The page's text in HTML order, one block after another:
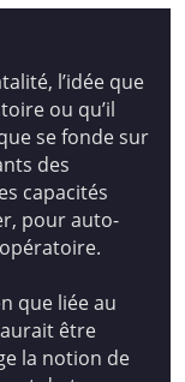
l’idée que
ou qu’il
se fonde sur
des
capacités
pour auto-
que liée au
être
la notion de